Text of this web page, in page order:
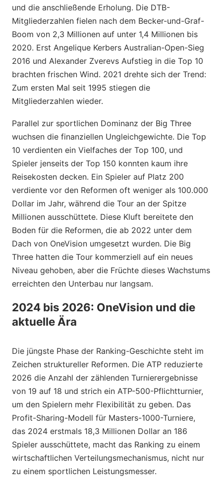
und die anschließende Erholung. Die DTB-
Mitgliederzahlen fielen nach dem Becker-und-Graf-
Boom von 2,3 Millionen auf unter 1,4 Millionen bis
2020. Erst Angelique Kerbers Australian-Open-Sieg
2016 und Alexander Zverevs Aufstieg in die Top 10
brachten frischen Wind. 2021 drehte sich der Trend:
Zum ersten Mal seit 1995 stiegen die
Mitgliederzahlen wieder.
Parallel zur sportlichen Dominanz der Big Three
wuchsen die finanziellen Ungleichgewichte. Die Top
10 verdienten ein Vielfaches der Top 100, und
Spieler jenseits der Top 150 konnten kaum ihre
Reisekosten decken. Ein Spieler auf Platz 200
verdiente vor den Reformen oft weniger als 100.000
Dollar im Jahr, während die Tour an der Spitze
Millionen ausschüttete. Diese Kluft bereitete den
Boden für die Reformen, die ab 2022 unter dem
Dach von OneVision umgesetzt wurden. Die Big
Three hatten die Tour kommerziell auf ein neues
Niveau gehoben, aber die Früchte dieses Wachstums
erreichten den Unterbau nur langsam.
2024 bis 2026: OneVision und die
aktuelle Ära
Die jüngste Phase der Ranking-Geschichte steht im
Zeichen struktureller Reformen. Die ATP reduzierte
2026 die Anzahl der zählenden Turnierergebnisse
von 19 auf 18 und strich ein ATP-500-Pflichtturnier,
um den Spielern mehr Flexibilität zu geben. Das
Profit-Sharing-Modell für Masters-1000-Turniere,
das 2024 erstmals 18,3 Millionen Dollar an 186
Spieler ausschüttete, macht das Ranking zu einem
wirtschaftlichen Verteilungsmechanismus, nicht nur
zu einem sportlichen Leistungsmesser.